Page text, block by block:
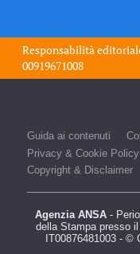
Responsabilità
00919671008
Guida ai contenuti
Privacy & Cookie Policy
Copyright & Disclaimer
Agenzia ANSA -
della Stampa presso
IT00876481003 - ©